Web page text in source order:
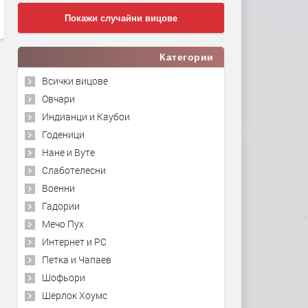
Покажи случайни вицове
Категории
Всички вицове
Овчари
Индианци и Каубои
Годеници
Нане и Вуте
Слаботелесни
Военни
Гадории
Мечо Пух
Интернет и PC
Петка и Чапаев
Шофьори
Шерлок Хоумс